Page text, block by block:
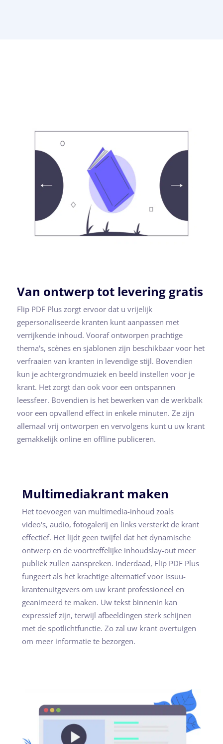
Van ontwerp tot levering gratis
Flip PDF Plus zorgt ervoor dat u vrijelijk
gepersonaliseerde kranten kunt aanpassen met
verrijkende inhoud. Vooraf ontworpen prachtige
thema's, scènes en sjablonen zijn beschikbaar voor het
verfraaien van kranten in levendige stijl. Bovendien
kun je achtergrondmuziek en beeld instellen voor je
krant. Het zorgt dan ook voor een ontspannen
leessfeer. Bovendien is het bewerken van de werkbalk
voor een opvallend effect in enkele minuten. Ze zijn
allemaal vrij ontworpen en vervolgens kunt u uw krant
gemakkelijk online en offline publiceren.
Multimediakrant maken
Het toevoegen van multimedia-inhoud zoals
video's, audio, fotogalerij en links versterkt de krant
effectief. Het lijdt geen twijfel dat het dynamische
ontwerp en de voortreffelijke inhoudslay-out meer
publiek zullen aanspreken. Inderdaad, Flip PDF Plus
fungeert als het krachtige alternatief voor issuu-
krantenuitgevers om uw krant professioneel en
geanimeerd te maken. Uw tekst binnenin kan
expressief zijn, terwijl afbeeldingen sterk schijnen
met de spotlichtfunctie. Zo zal uw krant overtuigen
om meer informatie te bezorgen.